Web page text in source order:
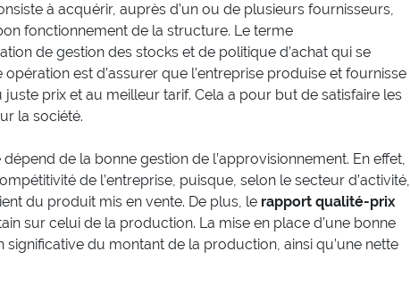
à acquérir, auprès d’un ou de plusieurs fournisseurs,
fonctionnement de la structure. Le terme
de gestion des stocks et de politique d’achat qui se
est d’assurer que l’entreprise produise et fournisse
prix et au meilleur tarif. Cela a pour but de satisfaire les
la société.
de la bonne gestion de l’approvisionnement. En effet,
de l’entreprise, puisque, selon le secteur d’activité,
du produit mis en vente. De plus, le rapport qualité-prix
sur celui de la production. La mise en place d’une bonne
du montant de la production, ainsi qu’une nette